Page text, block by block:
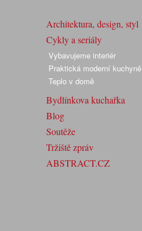
Architektura, design, styl
Cykly a seriály
Vybavujeme interiér
Praktická moderní kuchyně
Teplo v domě
Bydlínkova kuchařka
Blog
Soutěže
Tržiště zpráv
ABSTRACT.CZ